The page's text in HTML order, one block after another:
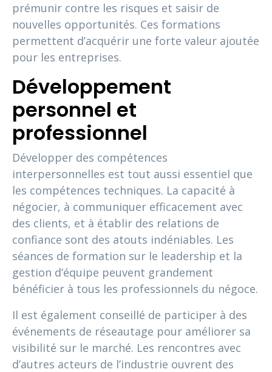
prémunir contre les risques et saisir de
nouvelles opportunités. Ces formations
permettent d’acquérir une forte valeur ajoutée
pour les entreprises.
Développement
personnel et
professionnel
Développer des compétences
interpersonnelles est tout aussi essentiel que
les compétences techniques. La capacité à
négocier, à communiquer efficacement avec
des clients, et à établir des relations de
confiance sont des atouts indéniables. Les
séances de formation sur le leadership et la
gestion d’équipe peuvent grandement
bénéficier à tous les professionnels du négoce.
Il est également conseillé de participer à des
événements de réseautage pour améliorer sa
visibilité sur le marché. Les rencontres avec
d’autres acteurs de l’industrie ouvrent des